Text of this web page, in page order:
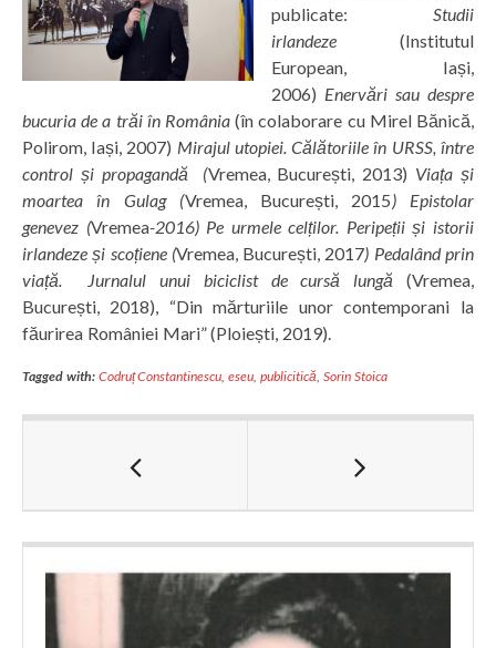
publicate: Studii
irlandeze (Institutul
European, Iași,
2006) Enervări sau despre
bucuria de a trăi în România (în colaborare cu Mirel Bănică,
Polirom, Iași, 2007) Mirajul utopiei. Călătoriile în URSS, între
control și propagandă (Vremea, București, 2013) Viața și
moartea în Gulag (Vremea, București, 2015) Epistolar
genevez (Vremea-2016) Pe urmele celților. Peripeții și istorii
irlandeze și scoțiene (Vremea, București, 2017) Pedalând prin
viață. Jurnalul unui biciclist de cursă lungă (Vremea,
București, 2018), “Din mărturiile unor contemporani la
făurirea României Mari” (Ploiești, 2019).
Tagged with: Codruț Constantinescu,eseu,publicitică, Sorin Stoica